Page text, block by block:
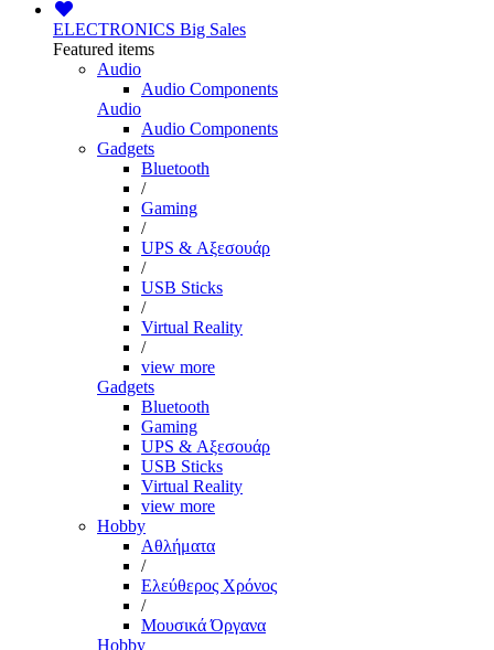
ELECTRONICS Big Sales
Featured items
Audio
Audio Components
Audio
Audio Components
Gadgets
Bluetooth
/
Gaming
/
UPS & Αξεσουάρ
/
USB Sticks
/
Virtual Reality
/
view more
Gadgets
Bluetooth
Gaming
UPS & Αξεσουάρ
USB Sticks
Virtual Reality
view more
Hobby
Αθλήματα
/
Ελεύθερος Χρόνος
/
Μουσικά Όργανα
Hobby